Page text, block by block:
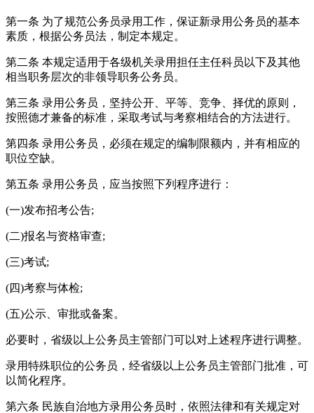
第一条 为了规范公务员录用工作，保证新录用公务员的基本
素质，根据公务员法，制定本规定。
第二条 本规定适用于各级机关录用担任主任科员以下及其他
相当职务层次的非领导职务公务员。
第三条 录用公务员，坚持公开、平等、竞争、择优的原则，
按照德才兼备的标准，采取考试与考察相结合的方法进行。
第四条 录用公务员，必须在规定的编制限额内，并有相应的
职位空缺。
第五条 录用公务员，应当按照下列程序进行：
(一)发布招考公告;
(二)报名与资格审查;
(三)考试;
(四)考察与体检;
(五)公示、审批或备案。
必要时，省级以上公务员主管部门可以对上述程序进行调整。
录用特殊职位的公务员，经省级以上公务员主管部门批准，可
以简化程序。
第六条 民族自治地方录用公务员时，依照法律和有关规定对